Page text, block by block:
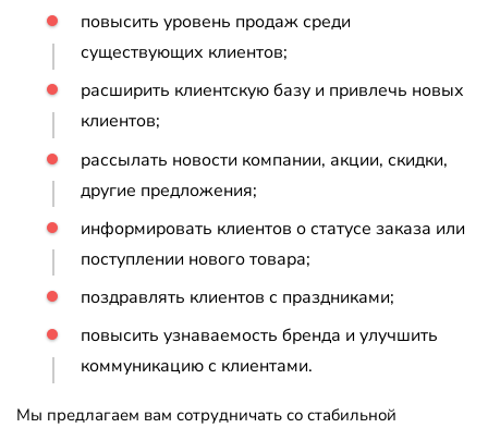
повысить уровень продаж среди
существующих клиентов;
расширить клиентскую базу и привлечь новых
клиентов;
рассылать новости компании, акции, скидки,
другие предложения;
информировать клиентов о статусе заказа или
поступлении нового товара;
поздравлять клиентов с праздниками;
повысить узнаваемость бренда и улучшить
коммуникацию с клиентами.
Мы предлагаем вам сотрудничать со стабильной